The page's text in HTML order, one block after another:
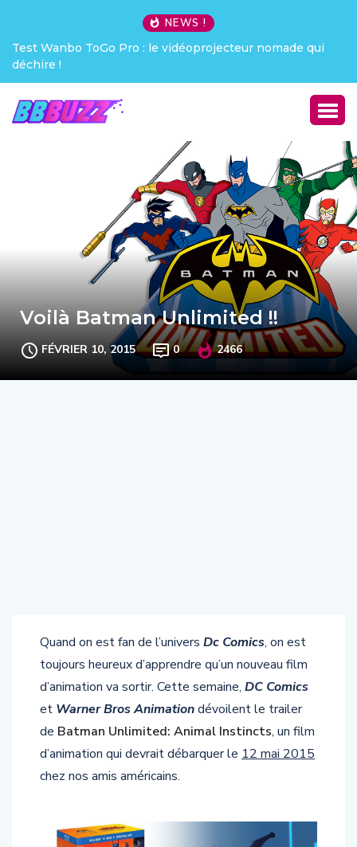
NEWS !
Test Wanbo ToGo Pro : le vidéoprojecteur nomade qui
déchire !
Voilà Batman Unlimited !!
FÉVRIER 10, 2015 0 2466
Quand on est fan de l’univers Dc Comics, on est
toujours heureux d’apprendre qu’un nouveau film
d’animation va sortir. Cette semaine, DC Comics
et Warner Bros Animationdévoilent le trailer
de Batman Unlimited: Animal Instincts, un film
d’animation qui devrait débarquer le 12 mai 2015
chez nos amis américains.